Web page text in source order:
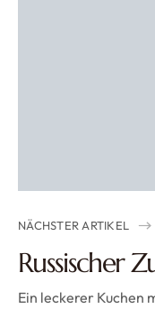
NÄCHSTER ARTIKEL
Russischer
Ein leckerer Kuchen